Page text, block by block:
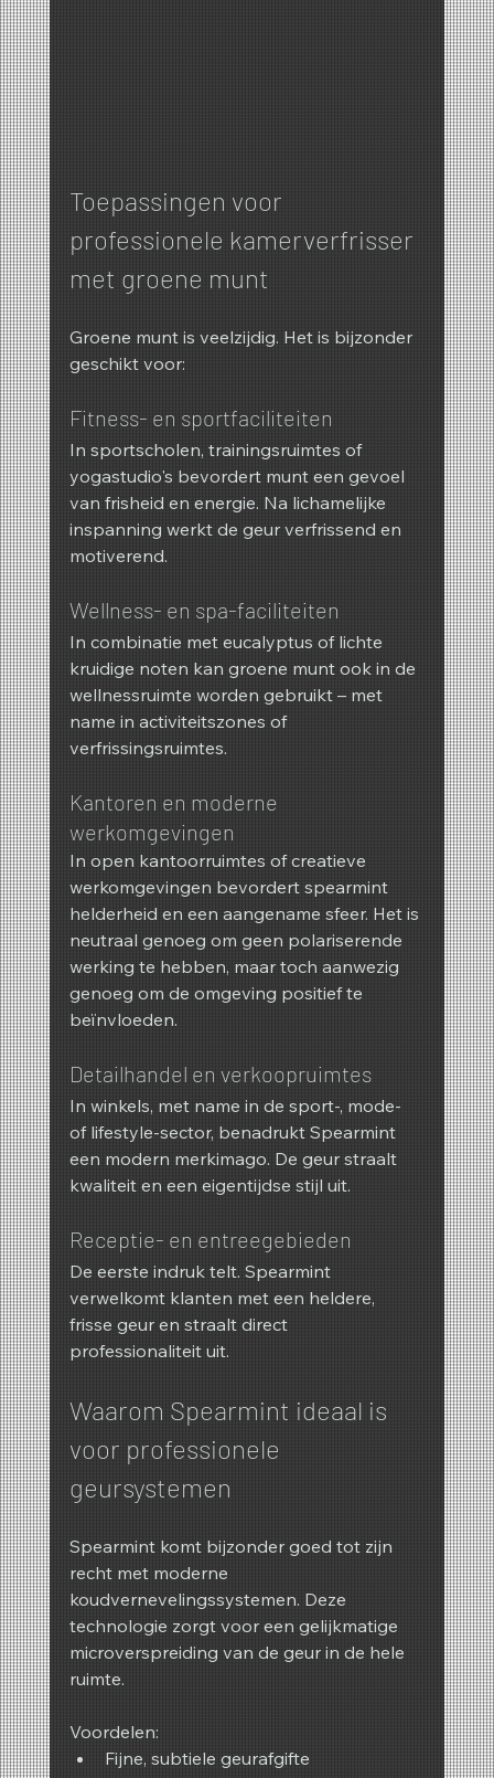
Toepassingen voor
professionele kamerverfrisser
met groene munt
Groene munt is veelzijdig. Het is bijzonder
geschikt voor:
Fitness- en sportfaciliteiten
In sportscholen, trainingsruimtes of
yogastudio's bevordert munt een gevoel
van frisheid en energie. Na lichamelijke
inspanning werkt de geur verfrissend en
motiverend.
Wellness- en spa-faciliteiten
In combinatie met eucalyptus of lichte
kruidige noten kan groene munt ook in de
wellnessruimte worden gebruikt – met
name in activiteitszones of
verfrissingsruimtes.
Kantoren en moderne
werkomgevingen
In open kantoorruimtes of creatieve
werkomgevingen bevordert spearmint
helderheid en een aangename sfeer. Het is
neutraal genoeg om geen polariserende
werking te hebben, maar toch aanwezig
genoeg om de omgeving positief te
beïnvloeden.
Detailhandel en verkoopruimtes
In winkels, met name in de sport-, mode-
of lifestyle-sector, benadrukt Spearmint
een modern merkimago. De geur straalt
kwaliteit en een eigentijdse stijl uit.
Receptie- en entreegebieden
De eerste indruk telt. Spearmint
verwelkomt klanten met een heldere,
frisse geur en straalt direct
professionaliteit uit.
Waarom Spearmint ideaal is
voor professionele
geursystemen
Spearmint komt bijzonder goed tot zijn
recht met moderne
koudvernevelingssystemen. Deze
technologie zorgt voor een gelijkmatige
microverspreiding van de geur in de hele
ruimte.
Voordelen:
Fijne, subtiele geurafgifte